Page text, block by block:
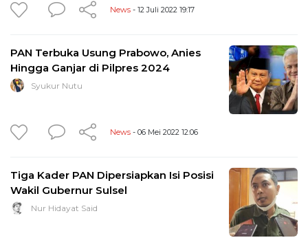
News - 12 Juli 2022 19:17
PAN Terbuka Usung Prabowo, Anies
Hingga Ganjar di Pilpres 2024
Syukur Nutu
News - 06 Mei 2022 12:06
Tiga Kader PAN Dipersiapkan Isi Posisi
Wakil Gubernur Sulsel
Nur Hidayat Said